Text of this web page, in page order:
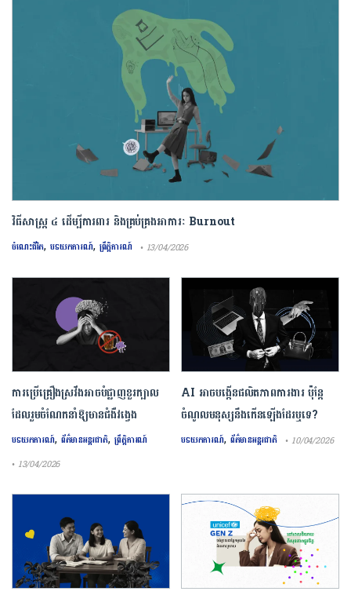
វិធីសាស្រ្ត ៤ ​ដើម្បី​ការពារ និងគ្រប់គ្រង​អាការៈ Burnout
ចំណេះជីវិត, បទយកការណ៍, ព្រឹត្តិការណ៍ • 13/04/2026
ការ​ប្រើគ្រឿង​ស្រវឹង​អាចបំផ្លាញ​ខួរក្បាល
ដែល​រួមចំណែក​នាំឱ្យ​មាន​ជំងឺ​វង្វេង
បទយកការណ៍, ព័ត៌មានអន្តរជាតិ,ព្រឹត្តិការណ៍
• 13/04/2026
AI អាចបង្កើនផលិតភាពការងារ ប៉ុន្តែ
ចំណូលមនុស្សនឹងកើនឡើងដែរឬទេ?
បទយកការណ៍, ព័ត៌មានអន្តរជាតិ • 10/04/2026